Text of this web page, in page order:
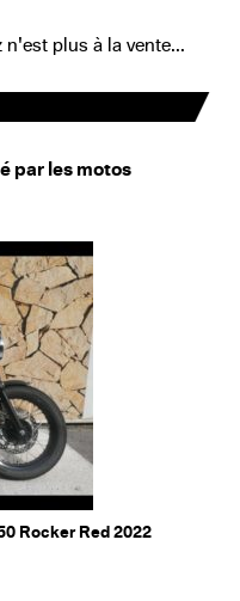
n'est plus à la vente...
par les motos
Rocker Red 2022